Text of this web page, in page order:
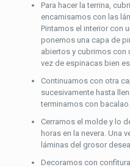
Para hacer la terrina,
encamisamos con las
Pintamos el interior con
ponemos una capa de
abiertos y cubrimos con
vez de espinacas bien
Continuamos con otra
sucesivamente hasta
terminamos con bacalao.
Cerramos el molde y lo
horas en la nevera. Una
láminas del grosor
Decoramos con